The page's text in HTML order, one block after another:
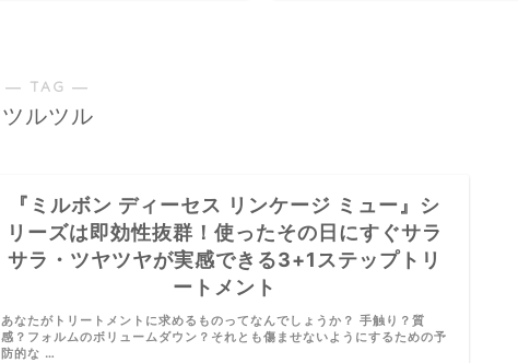
― TAG ―
ツルツル
『ミルボン ディーセス リンケージ ミュー』シ
リーズは即効性抜群！使ったその日にすぐサラ
サラ・ツヤツヤが実感できる3+1ステップトリ
ートメント
あなたがトリートメントに求めるものってなんでしょうか？ 手触り？質
感？フォルムのボリュームダウン？それとも傷ませないようにするための予
防的な …